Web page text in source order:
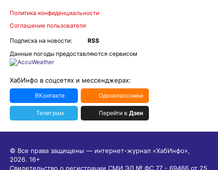
Политика конфиденциальности
Соглашение пользователя
Подписка на новости:
RSS
Данные погоды предоставляются сервисом
ХабИнфо в соцсетях и мессенджерах:
ВКонтакте Одноклассники
Телеграм Перейти в Дзен
© Все права защищены — интернет-журнал «ХабИнфо»,
2026. 16+
Свидетельство о регистрации СМИ ЭЛ № ФС 77 - 69466 от 25